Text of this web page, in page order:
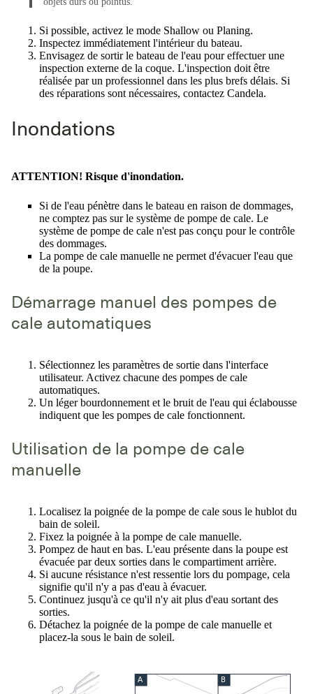
Si possible, activez le mode Shallow ou Planing.
Inspectez immédiatement l'intérieur du bateau.
Envisagez de sortir le bateau de l'eau pour effectuer une
inspection externe de la coque. L'inspection doit être
réalisée par un professionnel dans les plus brefs délais. Si
des réparations sont nécessaires, contactez Candela.
Inondations
ATTENTION! Risque d'inondation.
Si de l'eau pénètre dans le bateau en raison de dommages,
ne comptez pas sur le système de pompe de cale. Le
système de pompe de cale n'est pas conçu pour le contrôle
des dommages.
La pompe de cale manuelle ne permet d'évacuer l'eau que
de la poupe.
Démarrage manuel des pompes de
cale automatiques
Sélectionnez les paramètres de sortie dans l'interface
utilisateur. Activez chacune des pompes de cale
automatiques.
Un léger bourdonnement et le bruit de l'eau qui éclabousse
indiquent que les pompes de cale fonctionnent.
Utilisation de la pompe de cale
manuelle
Localisez la poignée de la pompe de cale sous le hublot du
bain de soleil.
Fixez la poignée à la pompe de cale manuelle.
Pompez de haut en bas. L'eau présente dans la poupe est
évacuée par deux sorties dans le compartiment arrière.
Si aucune résistance n'est ressentie lors du pompage, cela
signifie qu'il n'y a pas d'eau à évacuer.
Continuez jusqu'à ce qu'il n'y ait plus d'eau sortant des
sorties.
Détachez la poignée de la pompe de cale manuelle et
placez-la sous le bain de soleil.
A B